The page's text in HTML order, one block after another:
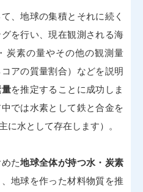
、地球の集積とそれに続く
を行い、現在観測される海
炭素の量やその他の観測量
アの質量割合）などを説明
を推定することに成功しま
では水素として鉄と合金を
に水として存在します）。
た地球全体が持つ水・炭素
地球を作った材料物質を推